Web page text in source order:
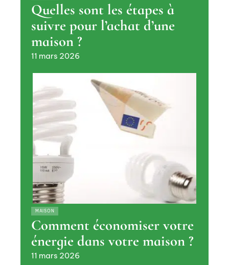
Quelles sont les étapes à
suivre pour l’achat d’une
maison ?
11 mars 2026
MAISON
Comment économiser votre
énergie dans votre maison ?
11 mars 2026